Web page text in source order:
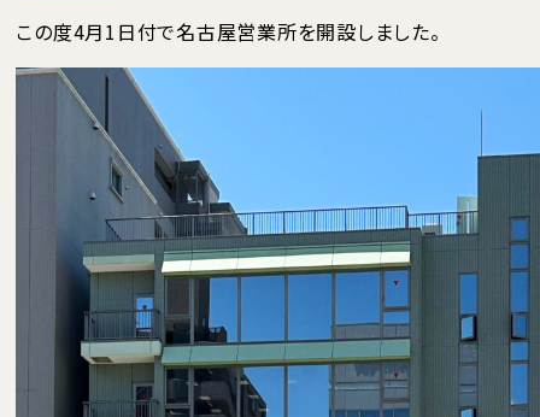
この度4月1日付で名古屋営業所を開設しました。